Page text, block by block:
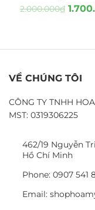
2.000.000₫
VỀ CHÚNG TÔI
CÔNG TY TNHH
MST: 0319306225
462/19 Nguyễn
Hồ Chí Minh
Phone: 0907 541
Email: